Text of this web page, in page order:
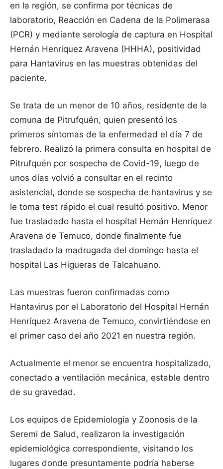
en la región, se confirma por técnicas de
laboratorio, Reacción en Cadena de la Polimerasa
(PCR) y mediante serología de captura en Hospital
Hernán Henriquez Aravena (HHHA), positividad
para Hantavirus en las muestras obtenidas del
paciente.
Se trata de un menor de 10 años, residente de la
comuna de Pitrufquén, quien presentó los
primeros síntomas de la enfermedad el día 7 de
febrero. Realizó la primera consulta en hospital de
Pitrufquén por sospecha de Covid-19, luego de
unos días volvió a consultar en el recinto
asistencial, donde se sospecha de hantavirus y se
le toma test rápido el cual resultó positivo. Menor
fue trasladado hasta el hospital Hernán Henríquez
Aravena de Temuco, donde finalmente fue
trasladado la madrugada del domingo hasta el
hospital Las Higueras de Talcahuano.
Las muestras fueron confirmadas como
Hantavirus por el Laboratorio del Hospital Hernán
Henríquez Aravena de Temuco, convirtiéndose en
el primer caso del año 2021 en nuestra región.
Actualmente el menor se encuentra hospitalizado,
conectado a ventilación mecánica, estable dentro
de su gravedad.
Los equipos de Epidemiología y Zoonosis de la
Seremi de Salud, realizaron la investigación
epidemiológica correspondiente, visitando los
lugares donde presuntamente podría haberse